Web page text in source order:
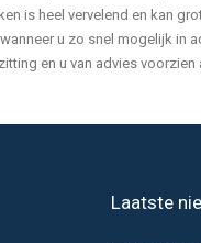
is heel vervelend en kan
u zo snel mogelijk in
en u van advies
Laatste